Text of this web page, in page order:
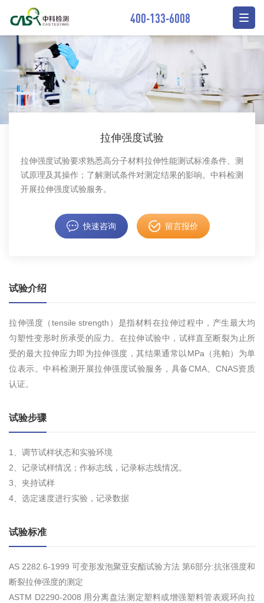
400-133-6008
拉伸强度试验
拉伸强度试验要求熟悉高分子材料拉伸性能测试标准条件、测
试原理及其操作；了解测试条件对测定结果的影响。中科检测
开展拉伸强度试验服务。
快速咨询 留言报价
试验介绍
拉伸强度（tensile strength）是指材料在拉伸过程中，产生最大均
匀塑性变形时所承受的应力。在拉伸试验中，试样直至断裂为止所
受的最大拉伸应力即为拉伸强度，其结果通常以MPa（兆帕）为单
位表示。中科检测开展拉伸强度试验服务，具备CMA、CNAS资质
认证。
试验步骤
1、调节试样状态和实验环境
2、记录试样情况；作标志线，记录标志线情况。
3、夹持试样
4、选定速度进行实验，记录数据
试验标准
AS 2282.6-1999 可变形发泡聚亚安酯试验方法 第6部分:抗张强度和
断裂拉伸强度的测定
ASTM D2290-2008 用分离盘法测定塑料或增强塑料管表观环向拉